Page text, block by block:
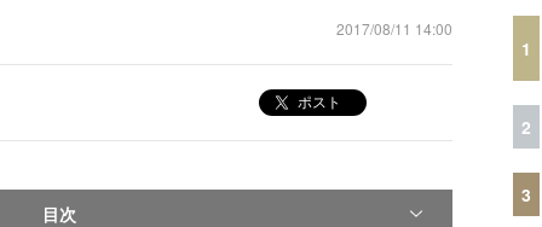
2017/08/11 14:00
ポスト
目次
1
2
3